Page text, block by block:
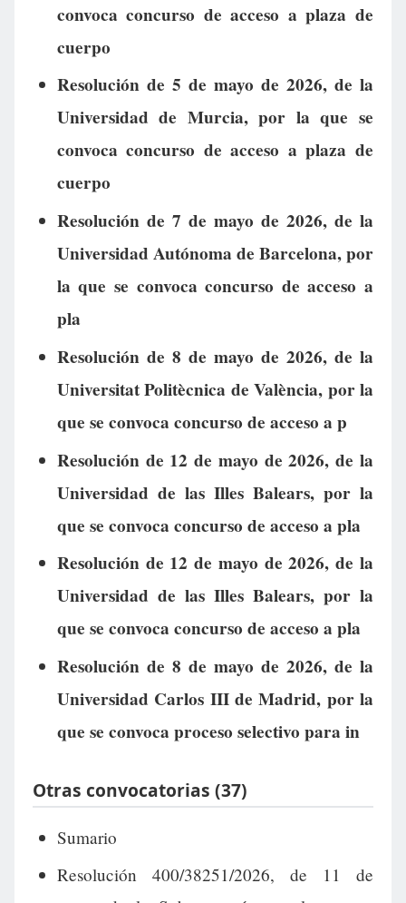
convoca concurso de acceso a plaza de
cuerpo
Resolución de 5 de mayo de 2026, de la
Universidad de Murcia, por la que se
convoca concurso de acceso a plaza de
cuerpo
Resolución de 7 de mayo de 2026, de la
Universidad Autónoma de Barcelona, por
la que se convoca concurso de acceso a
pla
Resolución de 8 de mayo de 2026, de la
Universitat Politècnica de València, por la
que se convoca concurso de acceso a p
Resolución de 12 de mayo de 2026, de la
Universidad de las Illes Balears, por la
que se convoca concurso de acceso a pla
Resolución de 12 de mayo de 2026, de la
Universidad de las Illes Balears, por la
que se convoca concurso de acceso a pla
Resolución de 8 de mayo de 2026, de la
Universidad Carlos III de Madrid, por la
que se convoca proceso selectivo para in
Otras convocatorias (37)
Sumario
Resolución 400/38251/2026, de 11 de